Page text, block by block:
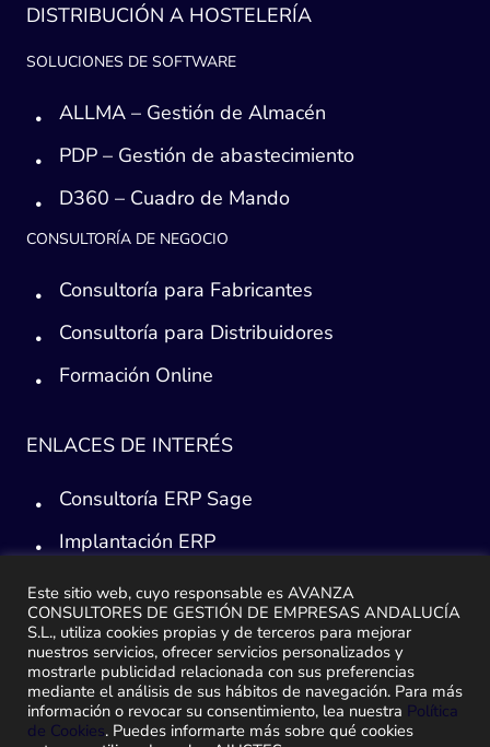
DISTRIBUCIÓN A HOSTELERÍA
SOLUCIONES DE SOFTWARE
ALLMA – Gestión de Almacén
PDP – Gestión de abastecimiento
D360 – Cuadro de Mando
CONSULTORÍA DE NEGOCIO
Consultoría para Fabricantes
Consultoría para Distribuidores
Formación Online
ENLACES DE INTERÉS
Consultoría ERP Sage
Implantación ERP
Plan de ayuda Sage
Migración y traspaso de datos
Medidas Ley Antifraude
Este sitio web, cuyo responsable es AVANZA
CONSULTORES DE GESTIÓN DE EMPRESAS ANDALUCÍA
S.L., utiliza cookies propias y de terceros para mejorar
nuestros servicios, ofrecer servicios personalizados y
mostrarle publicidad relacionada con sus preferencias
mediante el análisis de sus hábitos de navegación. Para más
información o revocar su consentimiento, lea nuestra Política
de Cookies. Puedes informarte más sobre qué cookies